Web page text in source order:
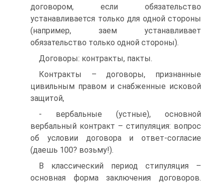
договором, если обязательство
устанавливается только для одной стороны
(например, заем устанавливает
обязательство только одной стороны).
Договоры: контракты, пакты.
Контракты – договоры, признанные
цивильным правом и снабженные исковой
защитой,
- вербальные (устные), основной
вербальный контракт – стипуляция: вопрос
об условии договора и ответ-согласие
(даешь 100? возьму!).
В классический период стипуляция –
основная форма заключения договоров.